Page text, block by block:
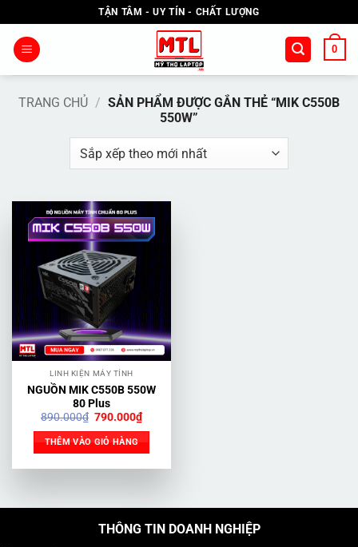
qua
nội
TẬN TÂM - UY TÍN - CHẤT LƯỢNG
0
TRANG CHỦ / SẢN PHẨM ĐƯỢC GẮN THẺ “MIK C550B
550W”
LINH KIỆN MÁY TÍNH
NGUỒN MIK C550B 550W
80 Plus
890.000₫ Giá
là:
890.000₫.
790.000₫Giá
hiện
790.000₫.
THÊM VÀO GIỎ HÀNG
THÔNG TIN DOANH NGHIỆP